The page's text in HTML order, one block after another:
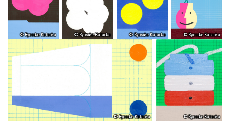
© Ryosuke Kataoka © Ryosuke Kataoka © Ryosuke Kataoka © Ryosuke Kataoka
© Ryosuke Kataoka © Ryosuke Kataoka